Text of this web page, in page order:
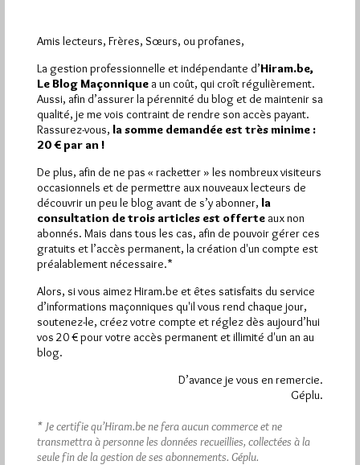
attiré votre attention. Il n'est pas sans rappeler la svastika, ce
symbole…
DansAnti-maçonnerie 4 commentaires
Hier jeudi 6 août 2026, Hiram.be a reçu1 672 visiteset
2 608 pagesont été lues (Source : Pirsch.io)
Plus d’informations
Quels sont les articles les plus lus du blog ?
Abonnement aux Newsletters - RSS
Amis lecteurs, Frères, Sœurs, ou profanes,
La gestion professionnelle et indépendante d’Hiram.be,
Le Blog Maçonnique a un coût, qui croît régulièrement.
Aussi, afin d’assurer la pérennité du blog et de maintenir sa
qualité, je me vois contraint de rendre son accès payant.
Rassurez-vous, la somme demandée est très minime :
20 € par an !
De plus, afin de ne pas « racketter » les nombreux visiteurs
occasionnels et de permettre aux nouveaux lecteurs de
découvrir un peu le blog avant de s’y abonner, la
consultation de trois articles est offerte aux non
abonnés. Mais dans tous les cas, afin de pouvoir gérer ces
gratuits et l’accès permanent, la création d'un compte est
préalablement nécessaire.*
Alors, si vous aimez Hiram.be et êtes satisfaits du service
d’informations maçonniques qu'il vous rend chaque jour,
soutenez-le, créez votre compte et réglez dès aujourd’hui
vos 20 € pour votre accès permanent et illimité d'un an au
blog.
D’avance je vous en remercie.
Géplu.
* Je certifie qu’Hiram.be ne fera aucun commerce et ne
transmettra à personne les données recueillies, collectées à la
seule fin de la gestion de ses abonnements. Géplu.